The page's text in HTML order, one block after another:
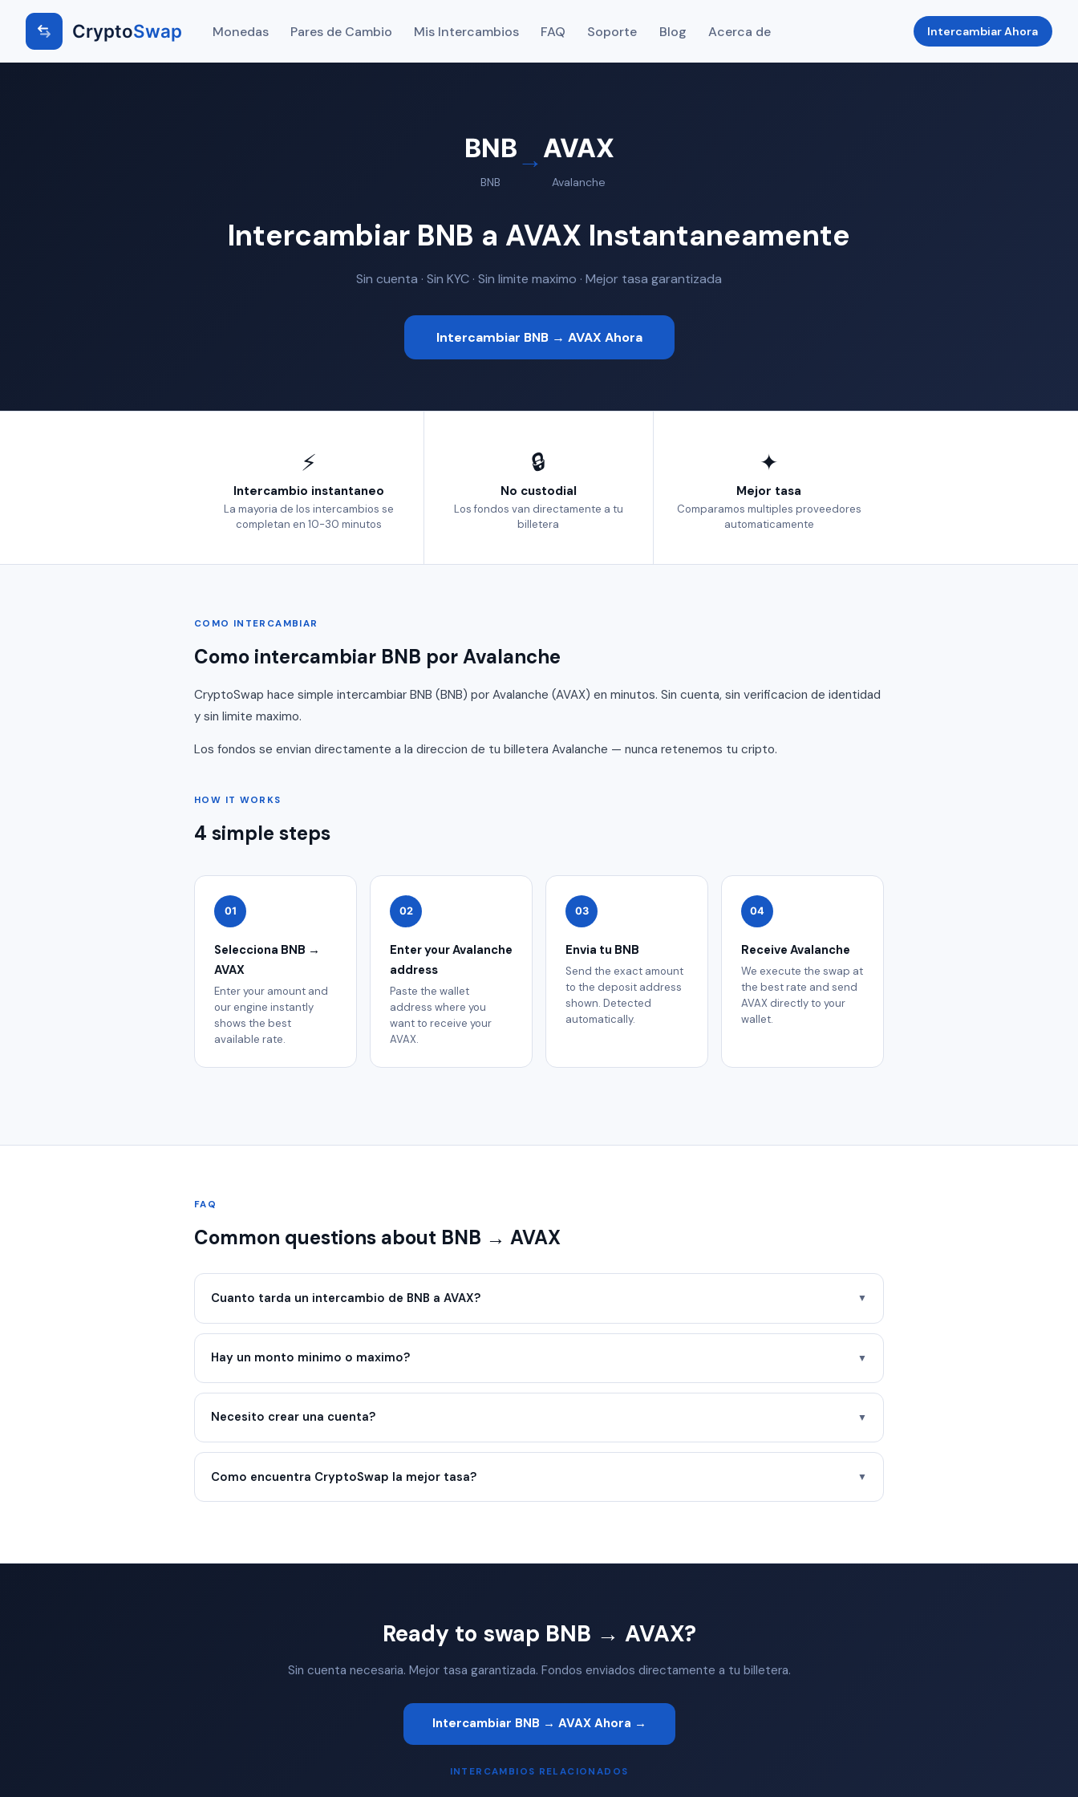
CryptoSwap Monedas Pares de Cambio Mis Intercambios FAQ Soporte Blog Acerca de Intercambiar Ahora
BNB
BNB
→AVAX
Avalanche
Intercambiar BNB a AVAX Instantaneamente
Sin cuenta · Sin KYC · Sin limite maximo · Mejor tasa garantizada
Intercambiar BNB → AVAX Ahora
⚡
Intercambio instantaneo
La mayoria de los intercambios se
completan en 10-30 minutos
🔒
No custodial
Los fondos van directamente a tu
billetera
✦
Mejor tasa
Comparamos multiples proveedores
automaticamente
COMO INTERCAMBIAR
Como intercambiar BNB por Avalanche
CryptoSwap hace simple intercambiar BNB (BNB) por Avalanche (AVAX) en minutos. Sin cuenta, sin verificacion de identidad
y sin limite maximo.
Los fondos se envian directamente a la direccion de tu billetera Avalanche — nunca retenemos tu cripto.
HOW IT WORKS
4 simple steps
01
Selecciona BNB →
AVAX
Enter your amount and
our engine instantly
shows the best
available rate.
02
Enter your Avalanche
address
Paste the wallet
address where you
want to receive your
AVAX.
03
Envia tu BNB
Send the exact amount
to the deposit address
shown. Detected
automatically.
04
Receive Avalanche
We execute the swap at
the best rate and send
AVAX directly to your
wallet.
FAQ
Common questions about BNB → AVAX
Cuanto tarda un intercambio de BNB a AVAX? ▼
Hay un monto minimo o maximo? ▼
Necesito crear una cuenta? ▼
Como encuentra CryptoSwap la mejor tasa? ▼
Ready to swap BNB → AVAX?
Sin cuenta necesaria. Mejor tasa garantizada. Fondos enviados directamente a tu billetera.
Intercambiar BNB → AVAX Ahora →
INTERCAMBIOS RELACIONADOS